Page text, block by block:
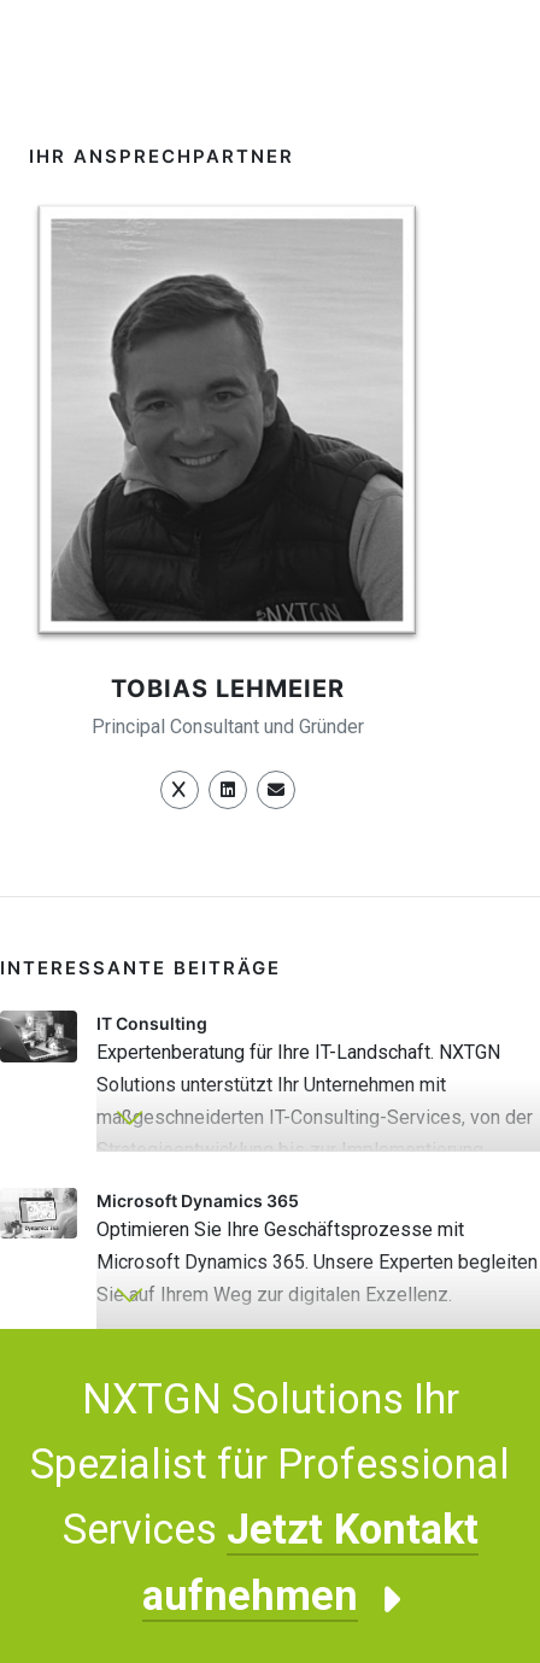
IHR ANSPRECHPARTNER
TOBIAS LEHMEIER
Principal Consultant und Gründer
INTERESSANTE BEITRÄGE
IT Consulting
Expertenberatung für Ihre IT-Landschaft. NXTGN
Solutions unterstützt Ihr Unternehmen mit
maßgeschneiderten IT-Consulting-Services, von der
Strategieentwicklung bis zur Implementierung.
Microsoft Dynamics 365
Optimieren Sie Ihre Geschäftsprozesse mit
Microsoft Dynamics 365. Unsere Experten begleiten
Sie auf Ihrem Weg zur digitalen Exzellenz.
NXTGN Solutions Ihr
Spezialist für Professional
Services Jetzt Kontakt
aufnehmen